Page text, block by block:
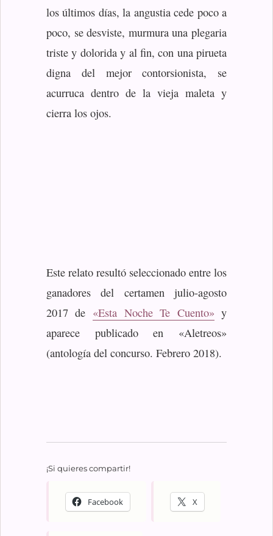
los últimos días, la angustia cede poco a
poco, se desviste, murmura una plegaria
triste y dolorida y al fin, con una pirueta
digna del mejor contorsionista, se
acurruca dentro de la vieja maleta y
cierra los ojos.
Este relato resultó seleccionado entre los
ganadores del certamen julio-agosto
2017 de «Esta Noche Te Cuento» y
aparece publicado en «Aletreos»
(antología del concurso. Febrero 2018).
¡Si quieres compartir!
Facebook X